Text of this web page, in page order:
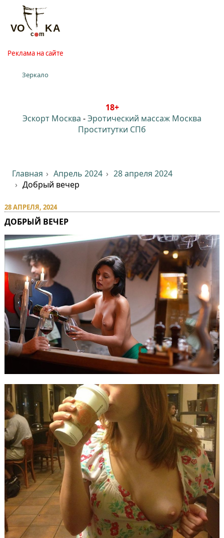
Реклама на сайте
Зеркало
18+
Эскорт Москва -Эротический массаж Москва
Проститутки СПб
Главная Апрель 2024
28 апреля 2024
Добрый вечер
28 АПРЕЛЯ, 2024
ДОБРЫЙ ВЕЧЕР